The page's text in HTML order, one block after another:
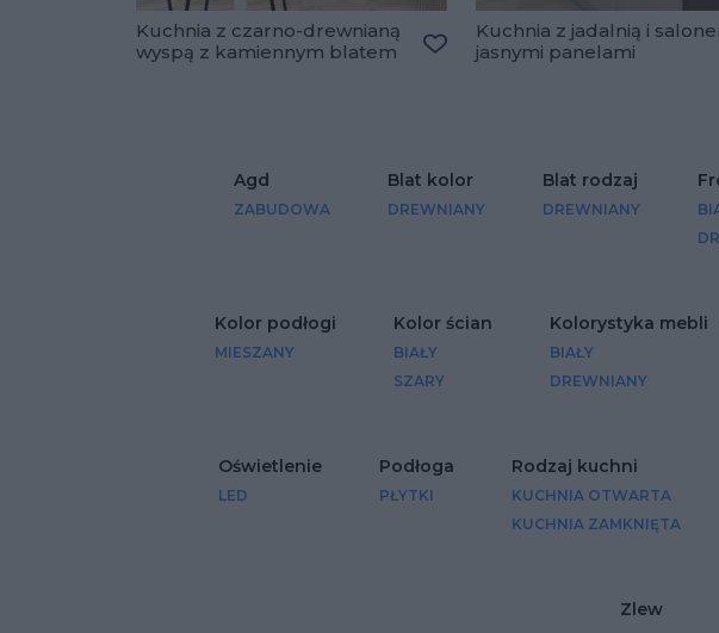
Kuchnia z czarno-drewnianą
wyspą z kamiennym blatem
Dodaj do ulubionych
Kuchnia z jadalnią i
jasnymi panelami
Agd
ZABUDOWA
Blat kolor
DREWNIANY
Blat rodzaj
DREWNIANY
Kolor podłogi
MIESZANY
Kolor ścian
BIAŁY
SZARY
Kolorystyka mebli
BIAŁY
DREWNIANY
Oświetlenie
LED
Podłoga
PŁYTKI
Rodzaj kuchni
KUCHNIA OTWARTA
KUCHNIA ZAMKNIĘTA
Zlew